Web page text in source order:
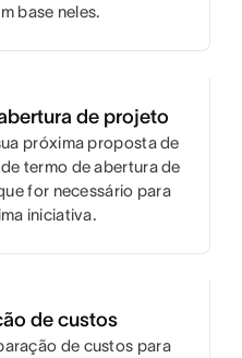
base neles.
de projeto
próxima proposta de
termo de abertura de
for necessário para
iniciativa.
de custos
de custos para